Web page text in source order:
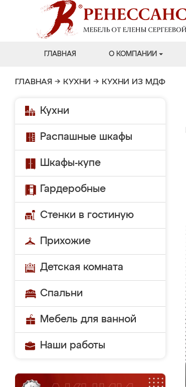
ГЛАВНАЯ О КОМПАНИИ
ГЛАВНАЯ → КУХНИ → КУХНИ ИЗ МДФ
Кухни
Распашные шкафы
Шкафы-купе
Гардеробные
Стенки в гостиную
Прихожие
Детская комната
Спальни
Мебель для ванной
Наши работы